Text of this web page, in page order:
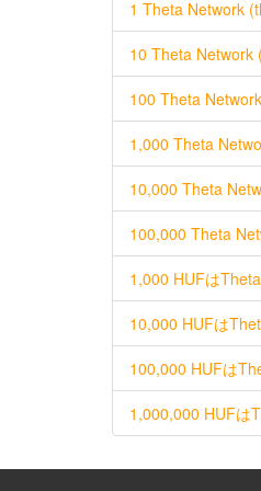
1 Theta Network
10 Theta Network
100 Theta
1,000 Theta
10,000 Theta
100,000 Theta
1,000 HUFは
10,000 HUFは
100,000 HUFは
1,000,000 HUFは